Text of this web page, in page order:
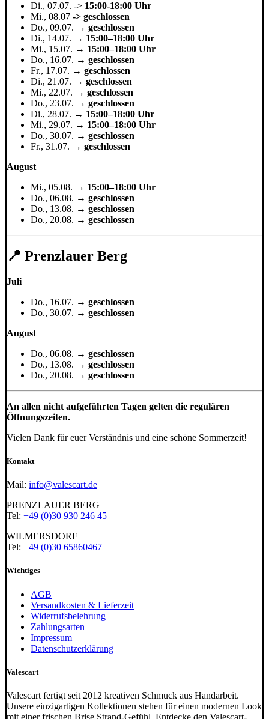
Di., 07.07. -> 15:00-18:00 Uhr
Mi., 08.07 -> geschlossen
Do., 09.07. → geschlossen
Di., 14.07. → 15:00–18:00 Uhr
Mi., 15.07. → 15:00–18:00 Uhr
Do., 16.07. → geschlossen
Fr., 17.07. → geschlossen
Di., 21.07. → geschlossen
Mi., 22.07. → geschlossen
Do., 23.07. → geschlossen
Di., 28.07. → 15:00–18:00 Uhr
Mi., 29.07. → 15:00–18:00 Uhr
Do., 30.07. → geschlossen
Fr., 31.07. → geschlossen
August
Mi., 05.08. → 15:00–18:00 Uhr
Do., 06.08. → geschlossen
Do., 13.08. → geschlossen
Do., 20.08. → geschlossen
📍 Prenzlauer Berg
Juli
Do., 16.07. → geschlossen
Do., 30.07. → geschlossen
August
Do., 06.08. → geschlossen
Do., 13.08. → geschlossen
Do., 20.08. → geschlossen
An allen nicht aufgeführten Tagen gelten die regulären
Öffnungszeiten.
Vielen Dank für euer Verständnis und eine schöne Sommerzeit!
Kontakt
Mail: info@valescart.de
PRENZLAUER BERG
Tel: +49 (0)30 930 246 45
WILMERSDORF
Tel: +49 (0)30 65860467
Wichtiges
AGB
Versandkosten & Lieferzeit
Widerrufsbelehrung
Zahlungsarten
Impressum
Datenschutzerklärung
Valescart
Valescart fertigt seit 2012 kreativen Schmuck aus Handarbeit.
Unsere einzigartigen Kollektionen stehen für einen modernen Look
mit einer frischen Brise Strand-Gefühl. Entdecke den Valescart-